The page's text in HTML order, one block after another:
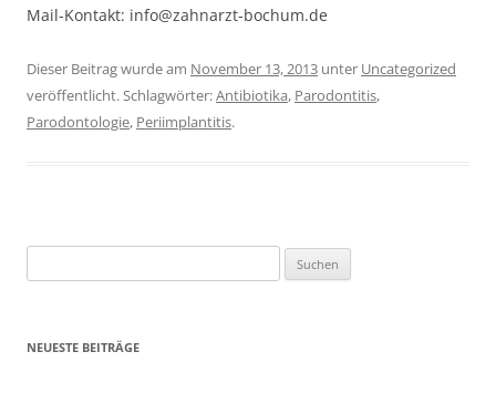
Mail-Kontakt: info@zahnarzt-bochum.de
Dieser Beitrag wurde am November 13, 2013 unter Uncategorized
veröffentlicht. Schlagwörter:Antibiotika, Parodontitis,
Parodontologie, Periimplantitis.
nach:
NEUESTE BEITRÄGE